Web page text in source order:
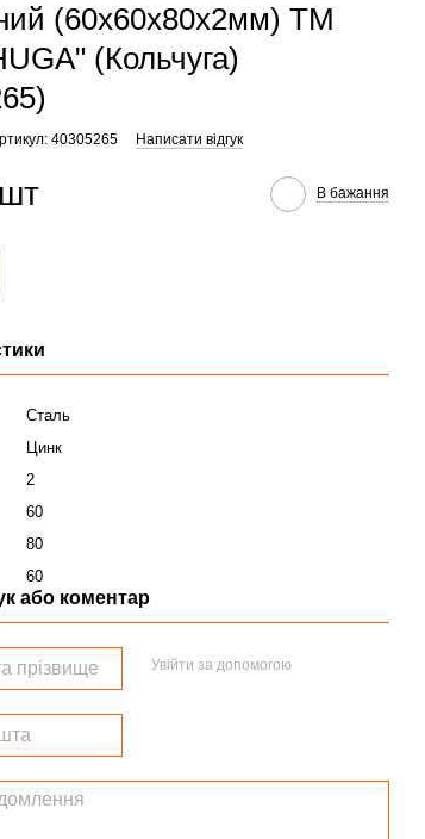
(60х60х80х2мм) ТМ
(Кольчуга)
40305265 Написати відгук
В бажання
Сталь
Цинк
2
60
80
60
або коментар
Увійти за допомогою